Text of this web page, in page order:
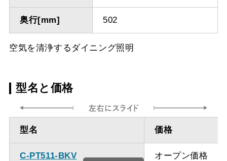
奥行[mm] 502
空気を清浄するダイニング照明
型名と価格
型名 価格
C-PT511-BKV オープン価格